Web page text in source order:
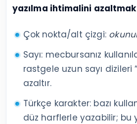
yazılma ihtimalini azaltmak
Çok nokta/alt çizgi:
Sayı: mecbursanız
rastgele uzun sayı dizileri
azaltır.
Türkçe karakter: bazı
düz harflerle yazabilir; bu